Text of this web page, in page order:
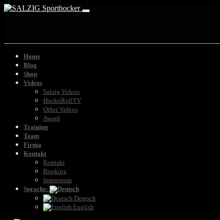
Home
Blog
Shop
Videos
Salzig Videos
HocknRollTV
Other Videos
Award
Training
Team
Firma
Kontakt
Kontakt
Booking
Impressum
Sprache:
Deutsch
English